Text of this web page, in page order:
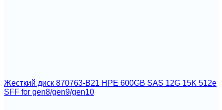
Жесткий диск 870763-B21 HPE 600GB SAS 12G 15K 512e
SFF for gen8/gen9/gen10